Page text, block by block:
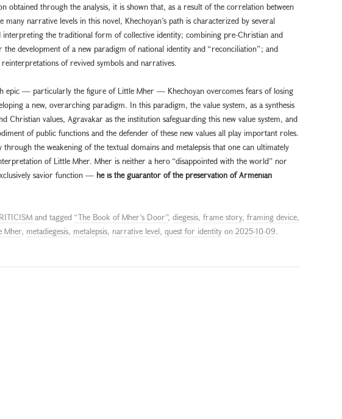
obtained through the analysis, it is shown that, as a result of the correlation between
many narrative levels in this novel, Khechoyan’s path is characterized by several
interpreting the traditional form of collective identity; combining pre-Christian and
development of a new paradigm of national identity and “reconciliation”; and
reinterpretations of revived symbols and narratives.
epic — particularly the figure of Little Mher — Khechoyan overcomes fears of losing
a new, overarching paradigm. In this paradigm, the value system, as a synthesis
Christian values, Agravakar as the institution safeguarding this new value system, and
of public functions and the defender of these new values all play important roles.
the weakening of the textual domains and metalepsis that one can ultimately
of Little Mher. Mher is neither a hero “disappointed with the world” nor
savior function — he is the guarantor of the preservation of Armenian
and tagged “The Book of Mher’s Door”, diegesis, frame story, framing device,
Mher, metadiegesis, metalepsis, narrative level, quest for identity on 2025-10-09.